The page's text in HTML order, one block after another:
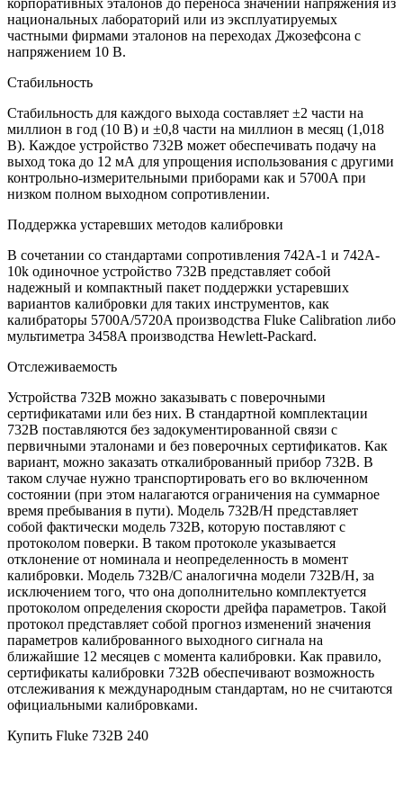
корпоративных эталонов до переноса значений напряжения из
национальных лабораторий или из эксплуатируемых
частными фирмами эталонов на переходах Джозефсона с
напряжением 10 В.
Стабильность
Стабильность для каждого выхода составляет ±2 части на
миллион в год (10 В) и ±0,8 части на миллион в месяц (1,018
В). Каждое устройство 732B может обеспечивать подачу на
выход тока до 12 мА для упрощения использования с другими
контрольно-измерительными приборами как и 5700А при
низком полном выходном сопротивлении.
Поддержка устаревших методов калибровки
В сочетании со стандартами сопротивления 742A-1 и 742A-
10k одиночное устройство 732B представляет собой
надежный и компактный пакет поддержки устаревших
вариантов калибровки для таких инструментов, как
калибраторы 5700A/5720A производства Fluke Calibration либо
мультиметра 3458A производства Hewlett-Packard.
Отслеживаемость
Устройства 732B можно заказывать с поверочными
сертификатами или без них. В стандартной комплектации
732B поставляются без задокументированной связи с
первичными эталонами и без поверочных сертификатов. Как
вариант, можно заказать откалиброванный прибор 732B. В
таком случае нужно транспортировать его во включенном
состоянии (при этом налагаются ограничения на суммарное
время пребывания в пути). Модель 732B/H представляет
собой фактически модель 732B, которую поставляют с
протоколом поверки. В таком протоколе указывается
отклонение от номинала и неопределенность в момент
калибровки. Модель 732B/C аналогична модели 732B/H, за
исключением того, что она дополнительно комплектуется
протоколом определения скорости дрейфа параметров. Такой
протокол представляет собой прогноз изменений значения
параметров калиброванного выходного сигнала на
ближайшие 12 месяцев с момента калибровки. Как правило,
сертификаты калибровки 732B обеспечивают возможность
отслеживания к международным стандартам, но не считаются
официальными калибровками.
Купить Fluke 732B 240